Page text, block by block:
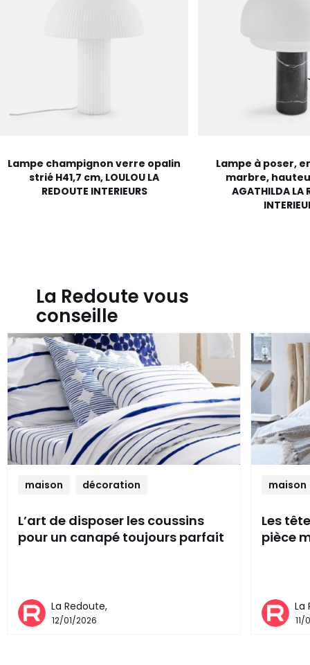
Lampe champignon verre opalin
strié H41,7 cm, LOULOU LA
REDOUTE INTERIEURS
Lampe à poser,
marbre,
AGATHILDA LA
La Redoute vous
conseille
maison décoration
L’art de disposer les coussins
pour un canapé toujours parfait
La Redoute,
12/01/2026
maison
Les
pièce
La
11/